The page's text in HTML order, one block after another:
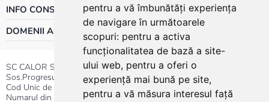
pentru a vă îmbunătăți experiența
de navigare în următoarele
scopuri: pentru a activa
funcționalitatea de bază a site-
ului web, pentru a oferi o
experiență mai bună pe site,
pentru a vă măsura interesul față
INFO CONSUMATOR
DOMENII ACTIVITATE
SC CALOR SRL
Sos.Progresului nr.30-40, Sector 5, Bucuresti
Cod Unic de Inregistrare: RO 3004724
Numarul din Registrul Comertului:J40/13176/1991